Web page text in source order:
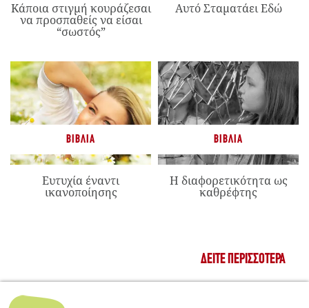
Κάποια στιγμή κουράζεσαι
να προσπαθείς να είσαι
“σωστός”
Αυτό Σταματάει Εδώ
ΒΙΒΛΊΑ
Ευτυχία έναντι
ικανοποίησης
ΒΙΒΛΊΑ
Η διαφορετικότητα ως
καθρέφτης
ΔΕΊΤΕ ΠΕΡΙΣΣΌΤΕΡΑ